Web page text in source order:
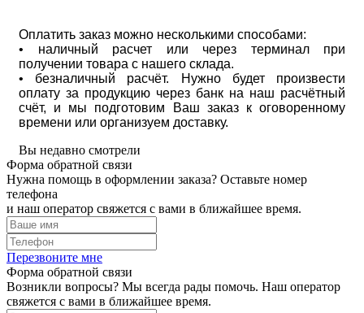
Оплатить заказ можно несколькими способами:
• наличный расчет или через терминал при
получении товара с нашего склада.
• безналичный расчёт. Нужно будет произвести
оплату за продукцию через банк на наш расчётный
счёт, и мы подготовим Ваш заказ к оговоренному
времени или организуем доставку.
Вы недавно смотрели
Форма обратной связи
Нужна помощь в оформлении заказа? Оставьте номер
телефона
и наш оператор свяжется с вами в ближайшее время.
Перезвоните мне
Форма обратной связи
Возникли вопросы? Мы всегда рады помочь. Наш оператор
свяжется с вами в ближайшее время.